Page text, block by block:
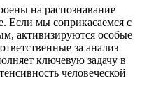
на распознавание
Если мы соприкасаемся с
активизируются особые
за анализ
ключевую задачу в
человеческой